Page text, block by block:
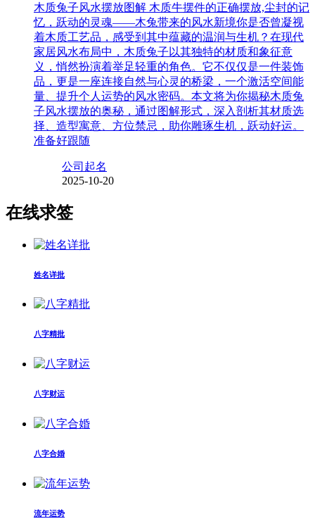
木质兔子风水摆放图解 木质牛摆件的正确摆放,尘封的记
忆，跃动的灵魂——木兔带来的风水新境你是否曾凝视
着木质工艺品，感受到其中蕴藏的温润与生机？在现代
家居风水布局中，木质兔子以其独特的材质和象征意
义，悄然扮演着举足轻重的角色。它不仅仅是一件装饰
品，更是一座连接自然与心灵的桥梁，一个激活空间能
量、提升个人运势的风水密码。本文将为你揭秘木质兔
子风水摆放的奥秘，通过图解形式，深入剖析其材质选
择、造型寓意、方位禁忌，助你雕琢生机，跃动好运。
准备好跟随
公司起名
2025-10-20
在线求签
姓名详批
八字精批
八字财运
八字合婚
流年运势